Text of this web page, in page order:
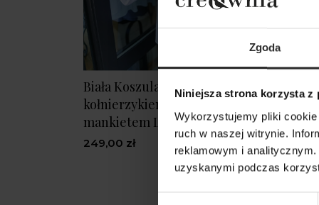
Zgoda
Niniejsza strona korzysta z
Wykorzystujemy pliki
ruch w naszej witrynie.
reklamowym i
uzyskanymi podczas
Biała Koszula Bawełniana z
kołnierzykiem i szerokim
mankietem Levi White New
249,00 zł
Biały
York
449,00 zł